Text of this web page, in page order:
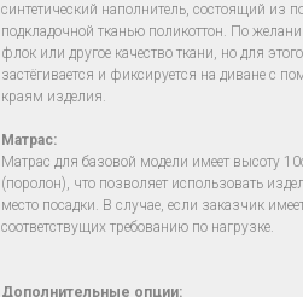
синтетический наполнитель, состоящий из
подкладочной тканью поликоттон. По
флок или другое качество ткани, но для
застёгивается и фиксируется на диване с
краям изделия.
Матрас:
Матрас для базовой модели имеет высоту
(поролон), что позволяет использовать
место посадки. В случае, если заказчик
соответствущих требованию по нагрузке.
Дополнительные опции: